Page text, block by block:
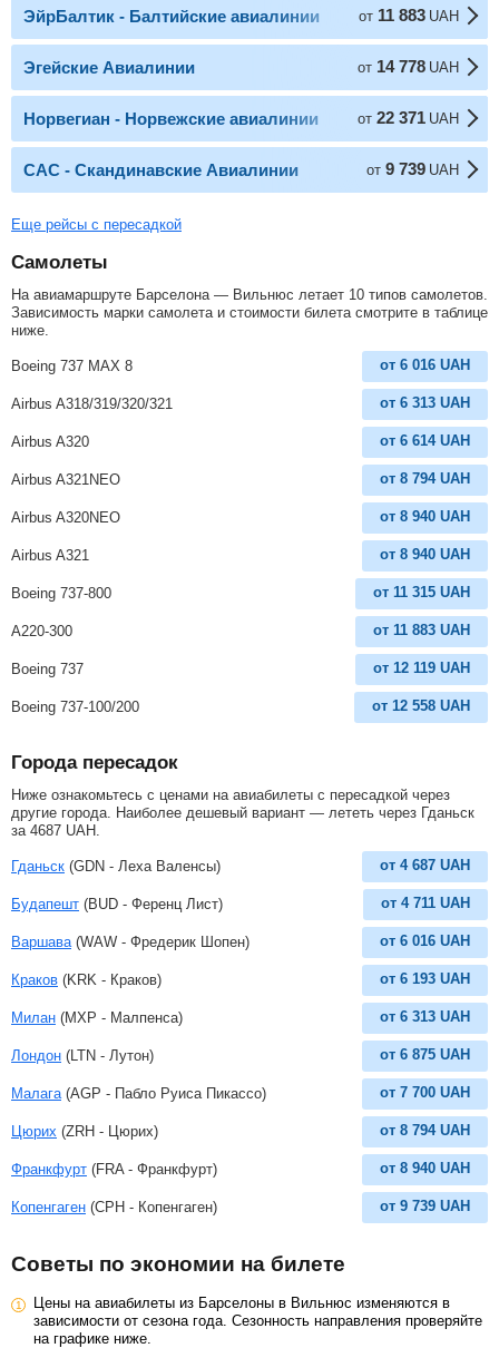
ЭйрБалтик - Балтийские авиалинии от 11 883 UAH
Эгейские Авиалинии от 14 778 UAH
Норвегиан - Норвежские авиалинии от 22 371 UAH
САС - Скандинавские Авиалинии от 9 739 UAH
Еще рейсы с пересадкой
Самолеты
На авиамаршруте Барселона — Вильнюс летает 10 типов самолетов.
Зависимость марки самолета и стоимости билета смотрите в таблице
ниже.
Boeing 737 MAX 8 от 6 016 UAH
Airbus A318/319/320/321 от 6 313 UAH
Airbus A320 от 6 614 UAH
Airbus A321NEO от 8 794 UAH
Airbus A320NEO от 8 940 UAH
Airbus A321 от 8 940 UAH
Boeing 737-800 от 11 315 UAH
A220-300 от 11 883 UAH
Boeing 737 от 12 119 UAH
Boeing 737-100/200 от 12 558 UAH
Города пересадок
Ниже ознакомьтесь с ценами на авиабилеты с пересадкой через
другие города. Наиболее дешевый вариант — лететь через Гданьск
за 4687 UAH
Гданьск (GDN - Леха Валенсы) от 4 687 UAH
Будапешт (BUD - Ференц Лист) от 4 711 UAH
Варшава (WAW - Фредерик Шопен) от 6 016 UAH
Краков (KRK - Краков) от 6 193 UAH
Милан (MXP - Малпенса) от 6 313 UAH
Лондон (LTN - Лутон) от 6 875 UAH
Малага (AGP - Пабло Руиса Пикассо) от 7 700 UAH
Цюрих (ZRH - Цюрих) от 8 794 UAH
Франкфурт (FRA - Франкфурт) от 8 940 UAH
Копенгаген (CPH - Копенгаген) от 9 739 UAH
Советы по экономии на билете
Цены на авиабилеты из Барселоны в Вильнюс изменяются в
зависимости от сезона года. Сезонность направления проверяйте
на графике ниже.